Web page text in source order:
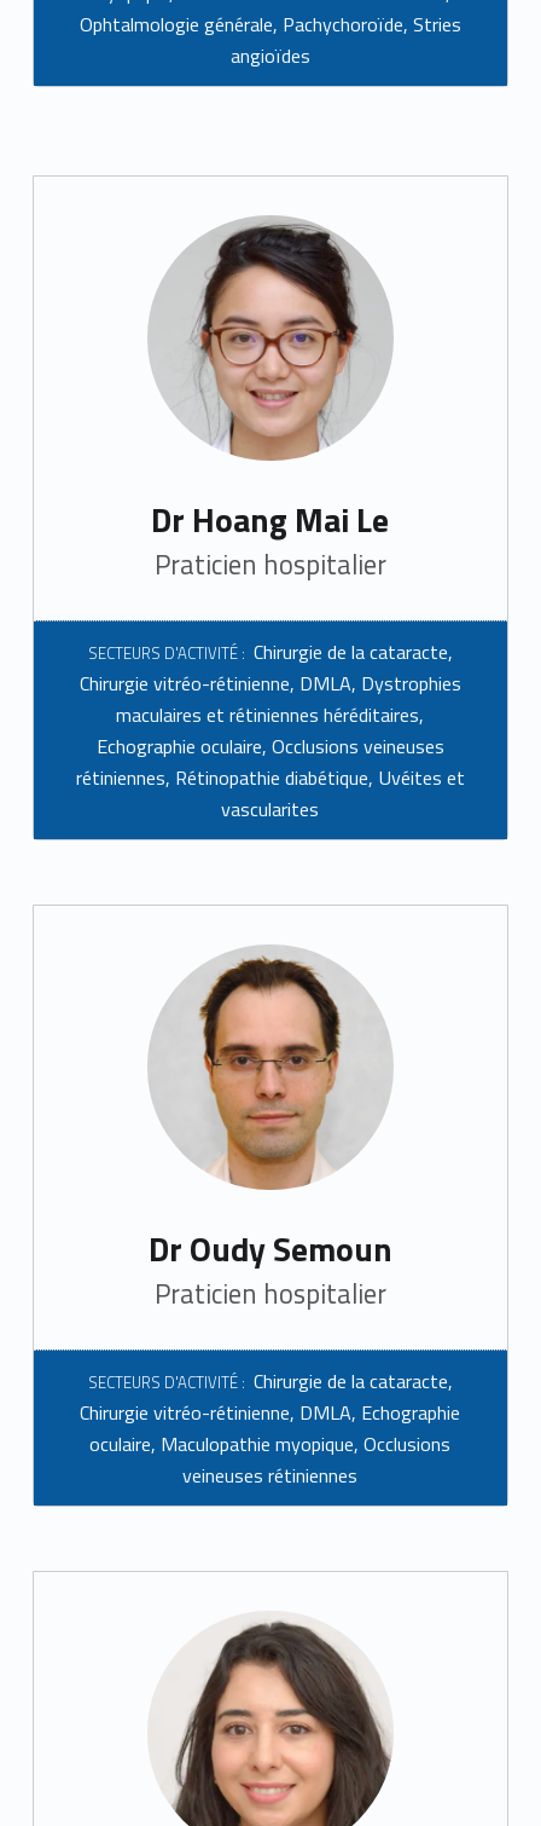
Ophtalmologie générale, Pachychoroïde, Stries
angioïdes
Dr Hoang Mai Le
Praticien hospitalier
SECTEURS D'ACTIVITÉ : Chirurgie de la cataracte,
Chirurgie vitréo-rétinienne, DMLA, Dystrophies
maculaires et rétiniennes héréditaires,
Echographie oculaire, Occlusions veineuses
rétiniennes, Rétinopathie diabétique, Uvéites et
vascularites
Dr Oudy Semoun
Praticien hospitalier
SECTEURS D'ACTIVITÉ : Chirurgie de la cataracte,
Chirurgie vitréo-rétinienne, DMLA, Echographie
oculaire, Maculopathie myopique,Occlusions
veineuses rétiniennes